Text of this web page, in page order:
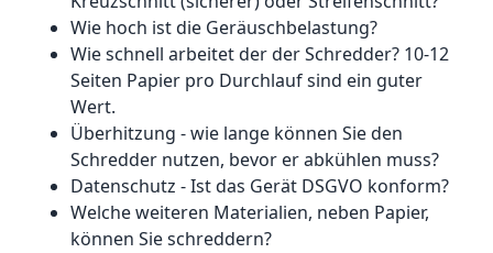
Wie hoch ist die Geräuschbelastung?
Wie schnell arbeitet der der Schredder? 10-12
Seiten Papier pro Durchlauf sind ein guter
Wert.
Überhitzung - wie lange können Sie den
Schredder nutzen, bevor er abkühlen muss?
Datenschutz - Ist das Gerät DSGVO konform?
Welche weiteren Materialien, neben Papier,
können Sie schreddern?